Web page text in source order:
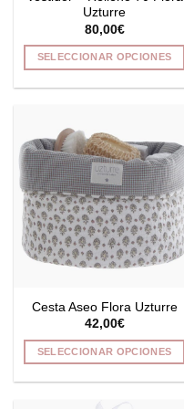
de
producto
Uzturre
80,00€
SELECCIONAR OPCIONES
múltiples
variantes.
Las
opciones
se
pueden
elegir
en
página
de
producto
Cesta Aseo Flora Uzturre
42,00€
SELECCIONAR OPCIONES